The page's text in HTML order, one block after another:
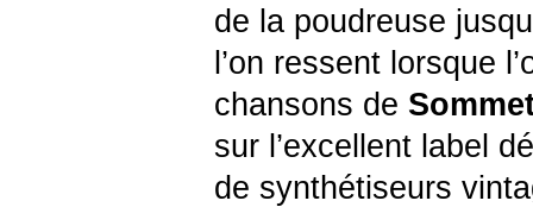
de la poudreuse
l’on ressent lorsque
chansons de
sur l’excellent label
de synthétiseurs